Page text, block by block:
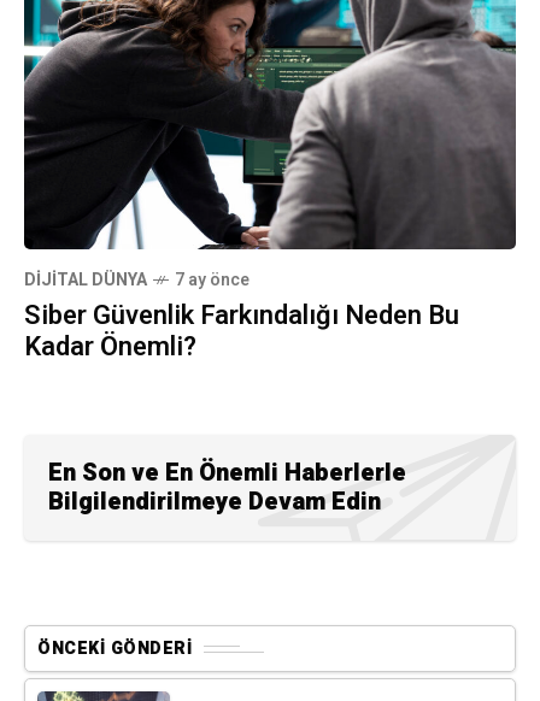
DIJITAL DÜNYA 7 ay önce
Siber Güvenlik Farkındalığı Neden Bu
Kadar Önemli?
En Son ve En Önemli Haberlerle
Bilgilendirilmeye Devam Edin
ÖNCEKI GÖNDERI